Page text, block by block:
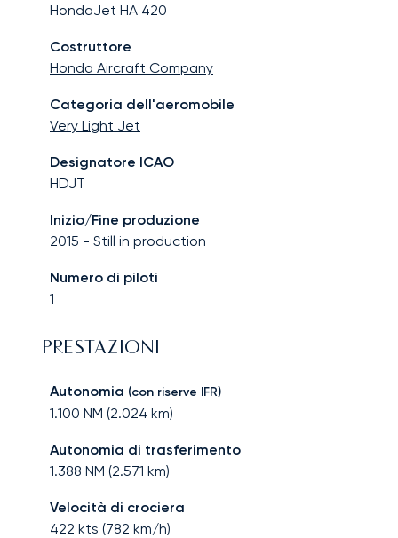
HondaJet HA 420
Costruttore
Honda Aircraft Company
Categoria dell'aeromobile
Very Light Jet
Designatore ICAO
HDJT
Inizio/Fine produzione
2015 - Still in production
Numero di piloti
1
PRESTAZIONI
Autonomia (con riserve IFR)
1.100 NM (2.024 km)
Autonomia di trasferimento
1.388 NM (2.571 km)
Velocità di crociera
422 kts (782 km/h)